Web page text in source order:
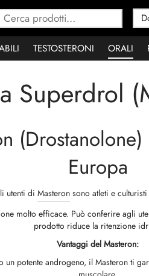
Cerca:
TESTOSTERONI ORALI
Superdrol
Europa
utenti di Masteron sono atleti e
molto efficace. Può conferire agli
prodotto riduce la ritenzione
Vantaggi del Masteron:
potente androgeno, il Masteron ti